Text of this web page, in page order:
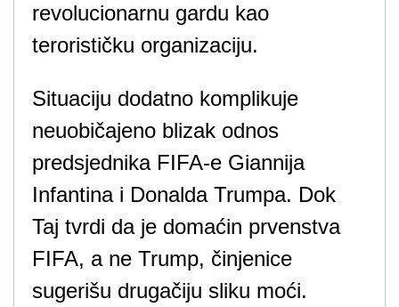
revolucionarnu gardu kao
terorističku organizaciju.
Situaciju dodatno komplikuje
neuobičajeno blizak odnos
predsjednika FIFA-e Giannija
Infantina i Donalda Trumpa. Dok
Taj tvrdi da je domaćin prvenstva
FIFA, a ne Trump, činjenice
sugerišu drugačiju sliku moći.